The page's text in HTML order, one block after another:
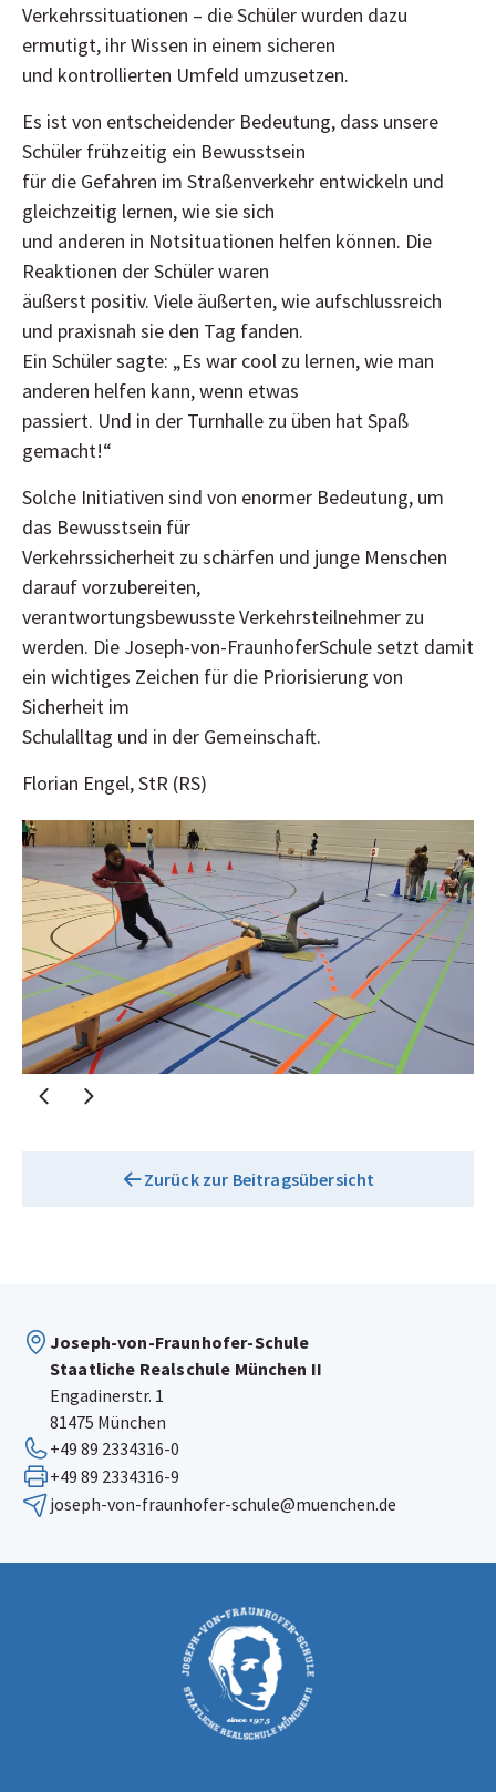
Verkehrssituationen – die Schüler wurden dazu
ermutigt, ihr Wissen in einem sicheren
und kontrollierten Umfeld umzusetzen.
Es ist von entscheidender Bedeutung, dass unsere
Schüler frühzeitig ein Bewusstsein
für die Gefahren im Straßenverkehr entwickeln und
gleichzeitig lernen, wie sie sich
und anderen in Notsituationen helfen können. Die
Reaktionen der Schüler waren
äußerst positiv. Viele äußerten, wie aufschlussreich
und praxisnah sie den Tag fanden.
Ein Schüler sagte: „Es war cool zu lernen, wie man
anderen helfen kann, wenn etwas
passiert. Und in der Turnhalle zu üben hat Spaß
gemacht!“
Solche Initiativen sind von enormer Bedeutung, um
das Bewusstsein für
Verkehrssicherheit zu schärfen und junge Menschen
darauf vorzubereiten,
verantwortungsbewusste Verkehrsteilnehmer zu
werden. Die Joseph-von-FraunhoferSchule setzt damit
ein wichtiges Zeichen für die Priorisierung von
Sicherheit im
Schulalltag und in der Gemeinschaft.
Florian Engel, StR (RS)
Zurück zur Beitragsübersicht
Joseph-von-Fraunhofer-Schule
Staatliche Realschule München II
Engadinerstr. 1
81475 München
+49 89 2334316-0
+49 89 2334316-9
joseph-von-fraunhofer-schule@muenchen.de